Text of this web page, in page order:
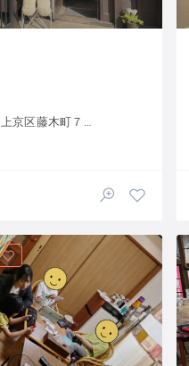
藤木町７９５−５